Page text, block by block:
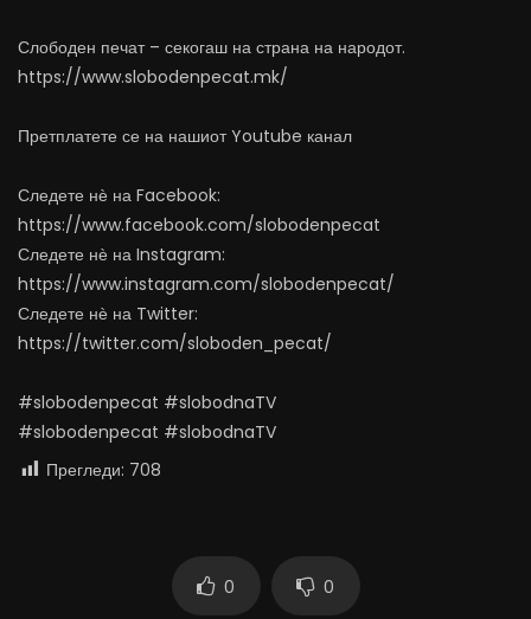
Слободен печат – секогаш на страна на народот.
https://www.slobodenpecat.mk/
Претплатете се на нашиот Youtube канал
Следете нѐ на Facebook:
https://www.facebook.com/slobodenpecat
Следете нѐ на Instagram:
https://www.instagram.com/slobodenpecat/
Следете нѐ на Twitter:
https://twitter.com/sloboden_pecat/
#slobodenpecat #slobodnaTV
#slobodenpecat #slobodnaTV
Прегледи: 708
0 0